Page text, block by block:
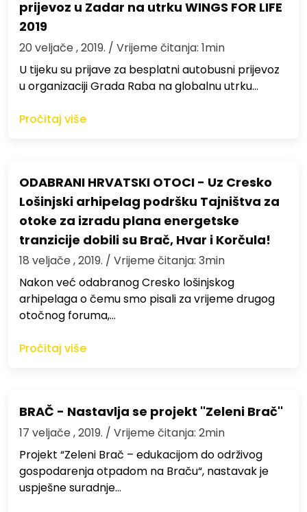
prijevoz u Zadar na utrku WINGS FOR LIFE
2019
20 veljače , 2019. / Vrijeme čitanja: 1min
U tijeku su prijave za besplatni autobusni prijevoz
u organizaciji Grada Raba na globalnu utrku…
Pročitaj više
ODABRANI HRVATSKI OTOCI - Uz Cresko
Lošinjski arhipelag podršku Tajništva za
otoke za izradu plana energetske
tranzicije dobili su Brač, Hvar i Korčula!
18 veljače , 2019. / Vrijeme čitanja: 3min
Nakon već odabranog Cresko lošinjskog
arhipelaga o čemu smo pisali za vrijeme drugog
otočnog foruma,…
Pročitaj više
BRAČ - Nastavlja se projekt ''Zeleni Brač''
17 veljače , 2019. / Vrijeme čitanja: 2min
Projekt “Zeleni Brač – edukacijom do održivog
gospodarenja otpadom na Braču“, nastavak je
uspješne suradnje…